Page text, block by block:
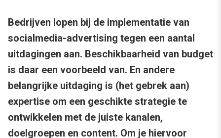
Bedrijven lopen bij de implementatie van
socialmedia-advertising tegen een aantal
uitdagingen aan. Beschikbaarheid van budget
is daar een voorbeeld van. En andere
belangrijke uitdaging is (het gebrek aan)
expertise om een geschikte strategie te
ontwikkelen met de juiste kanalen,
doelgroepen en content. Om je hiervoor